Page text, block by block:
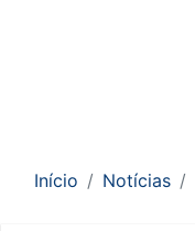
Início Notícias